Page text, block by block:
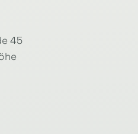
45